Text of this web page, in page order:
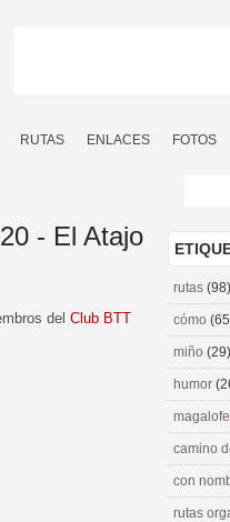
RUTAS ENLACES FOTOS
- El Atajo
del Club BTT
rutas (98)
cómo
miño (29)
humor
camino
con
rutas